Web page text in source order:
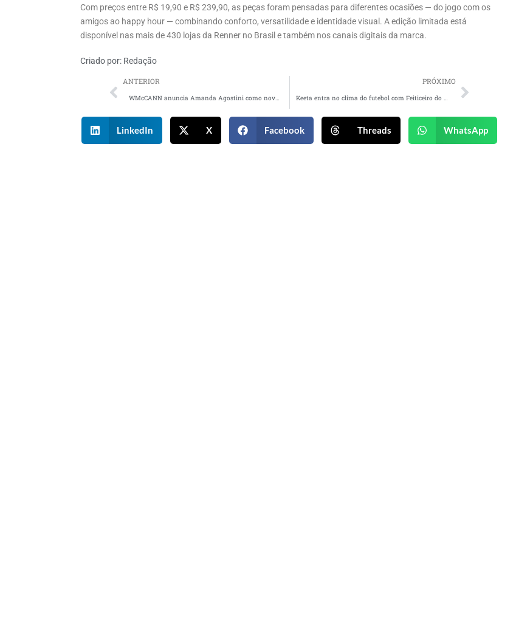
Com preços entre R$ 19,90 e R$ 239,90, as peças foram pensadas para diferentes ocasiões — do jogo com os
amigos ao happy hour — combinando conforto, versatilidade e identidade visual. A edição limitada está
disponível nas mais de 430 lojas da Renner no Brasil e também nos canais digitais da marca.
Criado por: Redação
ANTERIOR PRÓXIMO
LinkedIn X Facebook Threads WhatsApp